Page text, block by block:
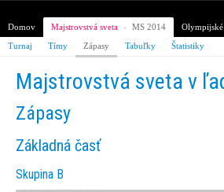
Domov Majstrovstvá sveta › MS 2014
Turnaj
Tímy Zápasy Tabuľky Štatistiky
Majstrovstvá sveta v
Zápasy
Základná časť
Skupina B